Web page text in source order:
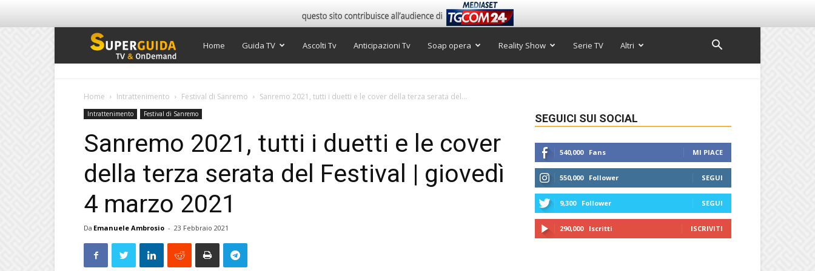
Super
TV
Home Guida TV Ascolti Tv Anticipazioni Tv Soap opera Reality Show Serie TV Altri
Home Intrattenimento Festival di Sanremo Sanremo 2021, tutti i duetti e le cover della terza serata del...
Intrattenimento Festival di Sanremo
Sanremo 2021, tutti i duetti e le cover
della terza serata del Festival | giovedì
4 marzo 2021
Da Emanuele Ambrosio - 23 Febbraio 2021
SEGUICI SUI SOCIAL
540,000 Fans MI PIACE
550,000 Follower SEGUI
9,300 Follower SEGUI
290,000 Iscritti ISCRIVITI